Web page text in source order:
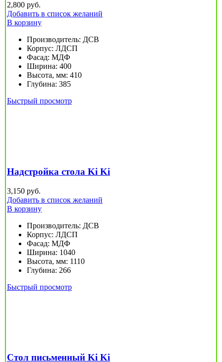
2,800 руб.
Добавить в список желаний
В корзину
Производитель: ДСВ
Корпус: ЛДСП
Фасад: МДФ
Ширина: 400
Высота, мм: 410
Глубина: 385
Быстрый просмотр
Надстройка стола Ki Ki
3,150 руб.
Добавить в список желаний
В корзину
Производитель: ДСВ
Корпус: ЛДСП
Фасад: МДФ
Ширина: 1040
Высота, мм: 1110
Глубина: 266
Быстрый просмотр
Стол письменный Ki Ki